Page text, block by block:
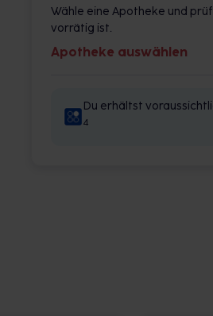
Wähle eine Apotheke und
vorrätig ist.
Apotheke auswählen
Du erhältst
4